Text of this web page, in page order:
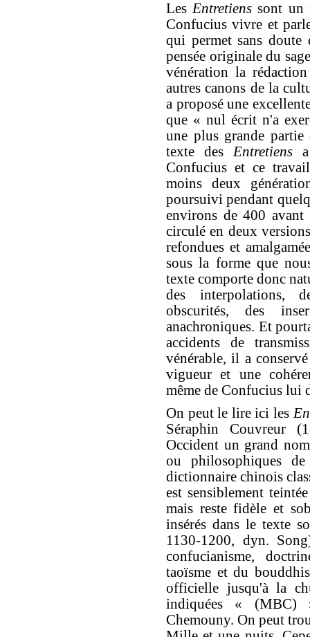
Les Entretiens sont un
Confucius vivre et
qui permet sans doute
pensée originale du
vénération la
autres canons de la
a proposé une
que « nul écrit n'a
une plus grande
texte des Entretiensa
Confucius et ce
moins deux
poursuivi pendant
environs de 400 avant
circulé en deux
refondues et
sous la forme que
texte comporte donc
des interpolations,
obscurités, des
anachroniques. Et
accidents de
vénérable, il a
vigueur et une
même de Confucius lui
On peut le lire ici les
Séraphin Couvreur
Occident un grand
ou philosophiques
dictionnaire chinois
est sensiblement
mais reste fidèle et
insérés dans le texte
1130-1200, dyn.
confucianisme,
taoïsme et du
officielle jusqu'à la
indiquées « (MBC)
Chemouny. On peut